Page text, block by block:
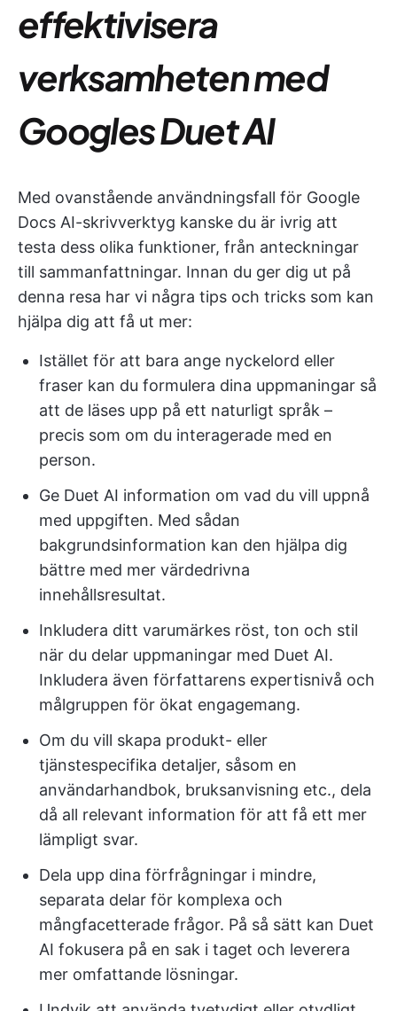
effektivisera
verksamheten med
Googles Duet AI
Med ovanstående användningsfall för Google
Docs AI-skrivverktyg kanske du är ivrig att
testa dess olika funktioner, från anteckningar
till sammanfattningar. Innan du ger dig ut på
denna resa har vi några tips och tricks som kan
hjälpa dig att få ut mer:
Istället för att bara ange nyckelord eller
fraser kan du formulera dina uppmaningar så
att de läses upp på ett naturligt språk –
precis som om du interagerade med en
person.
Ge Duet AI information om vad du vill uppnå
med uppgiften. Med sådan
bakgrundsinformation kan den hjälpa dig
bättre med mer värdedrivna
innehållsresultat.
Inkludera ditt varumärkes röst, ton och stil
när du delar uppmaningar med Duet AI.
Inkludera även författarens expertisnivå och
målgruppen för ökat engagemang.
Om du vill skapa produkt- eller
tjänstespecifika detaljer, såsom en
användarhandbok, bruksanvisning etc., dela
då all relevant information för att få ett mer
lämpligt svar.
Dela upp dina förfrågningar i mindre,
separata delar för komplexa och
mångfacetterade frågor. På så sätt kan Duet
AI fokusera på en sak i taget och leverera
mer omfattande lösningar.